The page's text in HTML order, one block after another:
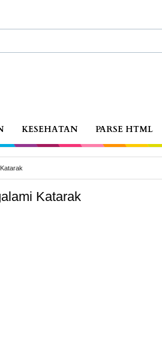
KESEHATAN PARSE HTML
Katarak